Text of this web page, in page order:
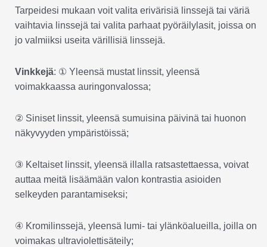
Tarpeidesi mukaan voit valita erivärisiä linssejä tai väriä
vaihtavia linssejä tai valita parhaat pyöräilylasit, joissa on
jo valmiiksi useita värillisiä linssejä.
Vinkkejä: ① Yleensä mustat linssit, yleensä
voimakkaassa auringonvalossa;
② Siniset linssit, yleensä sumuisina päivinä tai huonon
näkyvyyden ympäristöissä;
③ Keltaiset linssit, yleensä illalla ratsastettaessa, voivat
auttaa meitä lisäämään valon kontrastia asioiden
selkeyden parantamiseksi;
④ Kromilinssejä, yleensä lumi- tai ylänköalueilla, joilla on
voimakas ultraviolettisäteily;